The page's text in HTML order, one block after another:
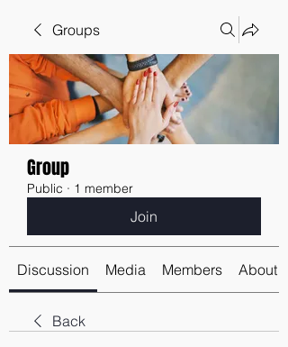
Groups
Group
Public · 1 member
Join
Discussion Media Members About
Back